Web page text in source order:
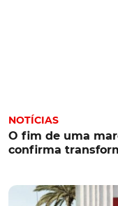
NOTÍCIAS
O fim de uma
confirma